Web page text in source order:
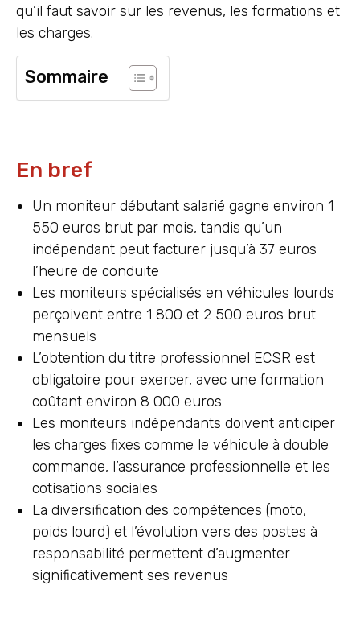
qu’il faut savoir sur les revenus, les formations et
les charges.
Sommaire
En bref
Un moniteur débutant salarié gagne environ 1
550 euros brut par mois, tandis qu’un
indépendant peut facturer jusqu’à 37 euros
l’heure de conduite
Les moniteurs spécialisés en véhicules lourds
perçoivent entre 1 800 et 2 500 euros brut
mensuels
L’obtention du titre professionnel ECSR est
obligatoire pour exercer, avec une formation
coûtant environ 8 000 euros
Les moniteurs indépendants doivent anticiper
les charges fixes comme le véhicule à double
commande, l’assurance professionnelle et les
cotisations sociales
La diversification des compétences (moto,
poids lourd) et l’évolution vers des postes à
responsabilité permettent d’augmenter
significativement ses revenus